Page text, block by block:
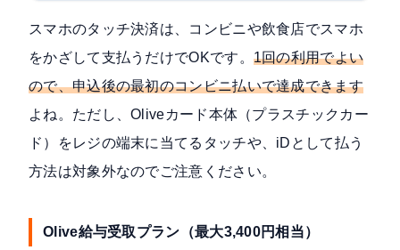
スマホのタッチ決済は、コンビニや飲食店でスマホ
をかざして支払うだけでOKです。 1回の利用でよい
ので、申込後の最初のコンビニ払いで達成できます
よね。ただし、Oliveカード本体（プラスチックカー
ド）をレジの端末に当てるタッチや、iDとして払う
方法は対象外なのでご注意ください。
Olive給与受取プラン（最大3,400円相当）